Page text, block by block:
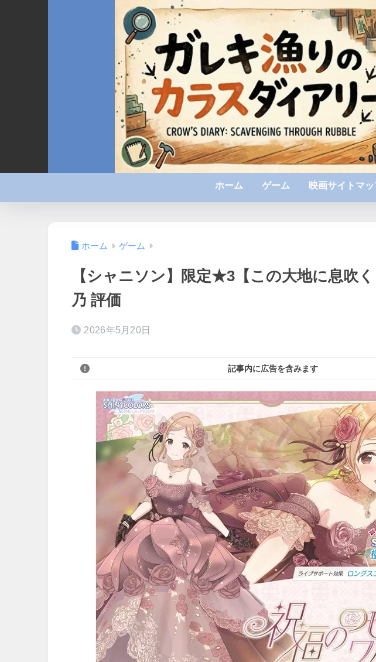
ホーム ゲーム 映画サイトマ
ホーム ゲーム
【シャニソン】限定★3【この大地に息吹
乃 評価
2026年5月20日
記事内に広告を含みます